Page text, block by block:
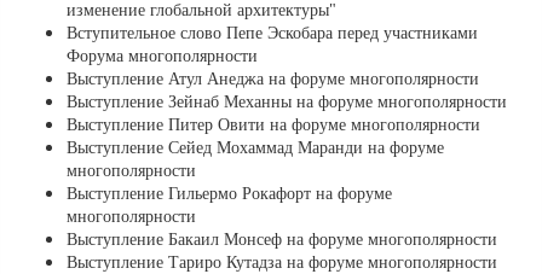
изменение глобальной архитектуры"
Вступительное слово Пепе Эскобара перед участниками
Форума многополярности
Выступление Атул Анеджа на форуме многополярности
Выступление Зейнаб Механны на форуме многополярности
Выступление Питер Овити на форуме многополярности
Выступление Сейед Мохаммад Маранди на форуме
многополярности
Выступление Гильермо Рокафорт на форуме
многополярности
Выступление Бакаил Монсеф на форуме многополярности
Выступление Тариро Кутадза на форуме многополярности